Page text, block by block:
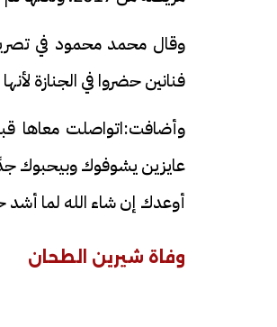
وقال محمد محمود في
فنانين حضروا في الجنازة
عايزين يشوفوك وبيحبوك
أوعدك إن شاء الله لما
وفاة شيرين الطحان